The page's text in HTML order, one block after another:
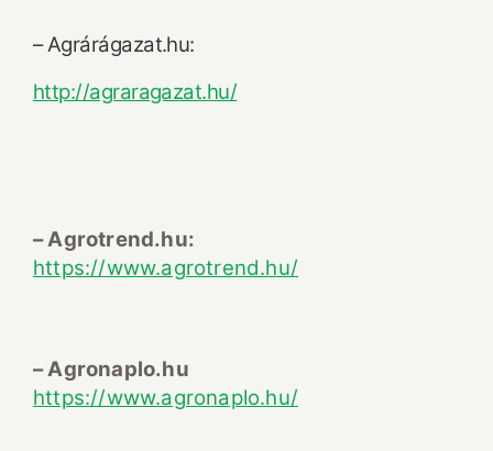
– Agrárágazat.hu:
http://agraragazat.hu/
– Agrotrend.hu:
https://www.agrotrend.hu/
– Agronaplo.hu
https://www.agronaplo.hu/